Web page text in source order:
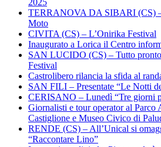
2025
TERRANOVA DA SIBARI (CS) –
Moto
CIVITA (CS) – L’Onirika Festival
Inaugurato a Lorica il Centro
SAN LUCIDO (CS) – Tutto
Festival
Castrolibero rilancia la sfida al
SAN FILI – Presentate “Le Notti
CERISANO – Lunedì “Tre giorni
Giornalisti e tour operator al Parco
Castiglione e Museo Civico di
RENDE (CS) – All’Unical si
“Raccontare Lino”